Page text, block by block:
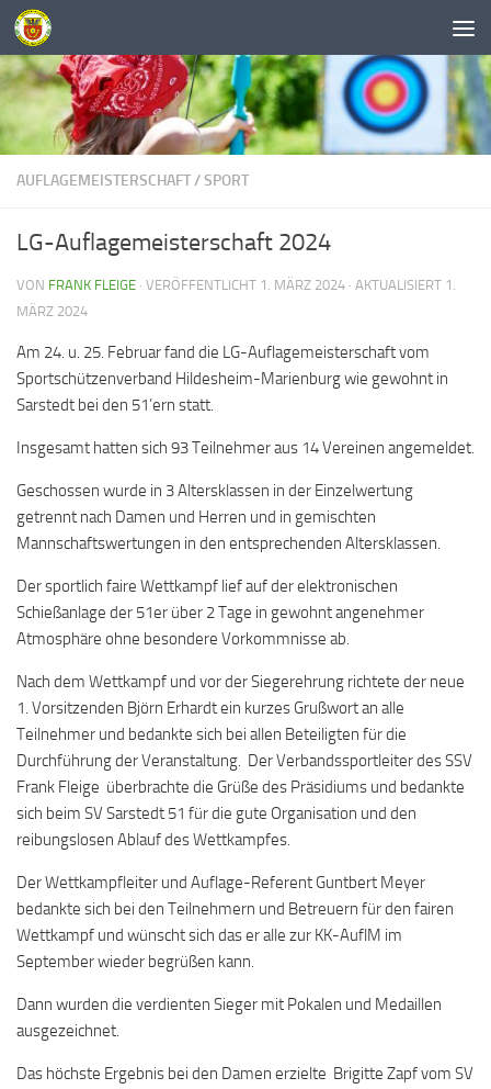
Unter dem Inhalt
AUFLAGEMEISTERSCHAFT/SPORT
LG-Auflagemeisterschaft 2024
VON FRANK FLEIGE · VERÖFFENTLICHT 1. MÄRZ 2024 · AKTUALISIERT 1.
MÄRZ 2024
Am 24. u. 25. Februar fand die LG-Auflagemeisterschaft vom
Sportschützenverband Hildesheim-Marienburg wie gewohnt in
Sarstedt bei den 51’ern statt.
Insgesamt hatten sich 93 Teilnehmer aus 14 Vereinen angemeldet.
Geschossen wurde in 3 Altersklassen in der Einzelwertung
getrennt nach Damen und Herren und in gemischten
Mannschaftswertungen in den entsprechenden Altersklassen.
Der sportlich faire Wettkampf lief auf der elektronischen
Schießanlage der 51er über 2 Tage in gewohnt angenehmer
Atmosphäre ohne besondere Vorkommnisse ab.
Nach dem Wettkampf und vor der Siegerehrung richtete der neue
1. Vorsitzenden Björn Erhardt ein kurzes Grußwort an alle
Teilnehmer und bedankte sich bei allen Beteiligten für die
Durchführung der Veranstaltung. Der Verbandssportleiter des SSV
Frank Fleige überbrachte die Grüße des Präsidiums und bedankte
sich beim SV Sarstedt 51 für die gute Organisation und den
reibungslosen Ablauf des Wettkampfes.
Der Wettkampfleiter und Auflage-Referent Guntbert Meyer
bedankte sich bei den Teilnehmern und Betreuern für den fairen
Wettkampf und wünscht sich das er alle zur KK-AuflM im
September wieder begrüßen kann.
Dann wurden die verdienten Sieger mit Pokalen und Medaillen
ausgezeichnet.
Das höchste Ergebnis bei den Damen erzielte Brigitte Zapf vom SV